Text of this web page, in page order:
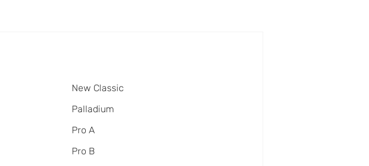
New Classic
Palladium
Pro A
Pro B